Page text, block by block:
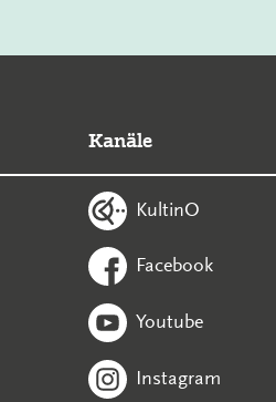
Kanäle
KultinO
Facebook
Youtube
Instagram